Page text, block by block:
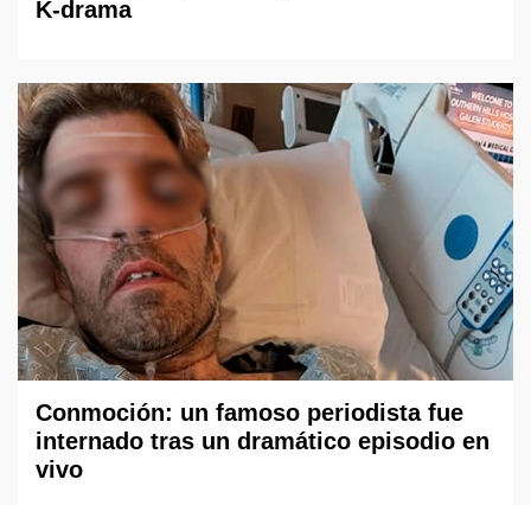
K-drama
Conmoción: un famoso periodista fue
internado tras un dramático episodio en
vivo